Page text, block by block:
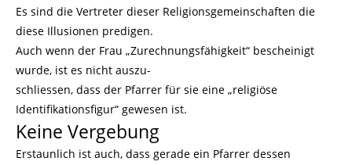
Es sind die Vertreter dieser Religionsgemeinschaften die
diese Illusionen predigen.
Auch wenn der Frau „Zurechnungsfähigkeit“ bescheinigt
wurde, ist es nicht auszu-
schliessen, dass der Pfarrer für sie eine „religiöse
Identifikationsfigur“ gewesen ist.
Keine Vergebung
Erstaunlich ist auch, dass gerade ein Pfarrer dessen